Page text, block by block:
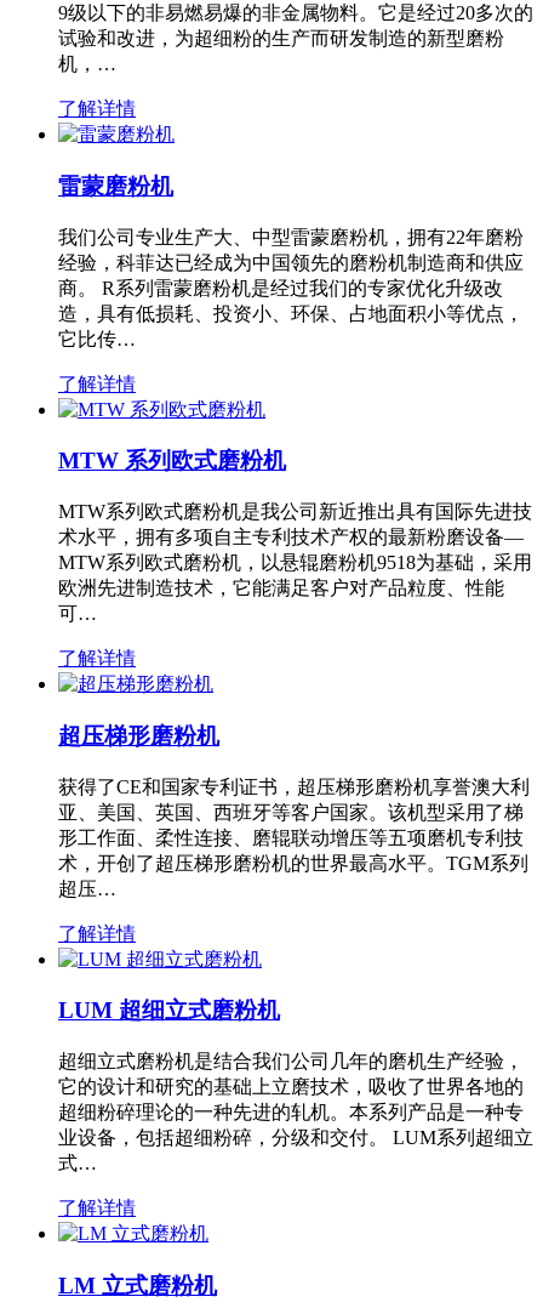
9级以下的非易燃易爆的非金属物料。它是经过20多次的
试验和改进，为超细粉的生产而研发制造的新型磨粉
机，…
了解详情
雷蒙磨粉机
我们公司专业生产大、中型雷蒙磨粉机，拥有22年磨粉
经验，科菲达已经成为中国领先的磨粉机制造商和供应
商。 R系列雷蒙磨粉机是经过我们的专家优化升级改
造，具有低损耗、投资小、环保、占地面积小等优点，
它比传…
了解详情
MTW 系列欧式磨粉机
MTW系列欧式磨粉机是我公司新近推出具有国际先进技
术水平，拥有多项自主专利技术产权的最新粉磨设备—
MTW系列欧式磨粉机，以悬辊磨粉机9518为基础，采用
欧洲先进制造技术，它能满足客户对产品粒度、性能
可…
了解详情
超压梯形磨粉机
获得了CE和国家专利证书，超压梯形磨粉机享誉澳大利
亚、美国、英国、西班牙等客户国家。该机型采用了梯
形工作面、柔性连接、磨辊联动增压等五项磨机专利技
术，开创了超压梯形磨粉机的世界最高水平。TGM系列
超压…
了解详情
LUM 超细立式磨粉机
超细立式磨粉机是结合我们公司几年的磨机生产经验，
它的设计和研究的基础上立磨技术，吸收了世界各地的
超细粉碎理论的一种先进的轧机。本系列产品是一种专
业设备，包括超细粉碎，分级和交付。 LUM系列超细立
式…
了解详情
LM 立式磨粉机